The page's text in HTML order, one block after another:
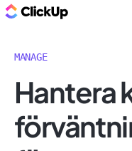
MANAGE
Hantera